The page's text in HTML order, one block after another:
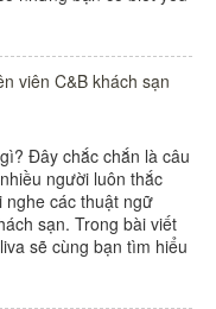
bị nhà hàng - bếp
viên C&B khách sạn
Đây chắc chắn là câu
người luôn thắc
nghe các thuật ngữ
sạn. Trong bài viết
sẽ cùng bạn tìm hiểu